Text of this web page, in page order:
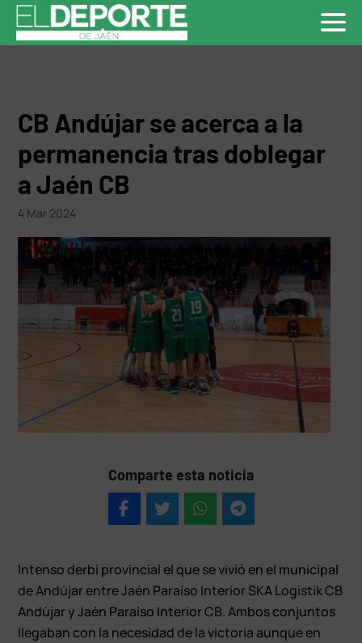
CB Andújar se acerca a la
permanencia tras doblegar
a Jaén CB
4 Mar 2024
Comparte esta noticia
Intenso derbi provincial el que se vivió en el municipal
de Andújar entre Jaén Paraíso Interior SKA Logistik CB
Andújar y Jaén Paraíso Interior CB. Ambos conjuntos
llegaban con la necesidad de la victoria aunque en